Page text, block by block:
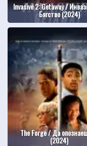
Invasive 2: Getaway /
Бягство (2024)
The Forge / Да
(2024)